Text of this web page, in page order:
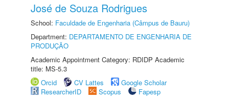
José de Souza Rodrigues
School: Faculdade de Engenharia (Câmpus de Bauru)
Department: DEPARTAMENTO DE ENGENHARIA DE
PRODUÇÃO
Academic Appointment Category: RDIDP Academic
title: MS-5.3
Orcid
CV Lattes
Google Scholar
ResearcherID
Scopus
Fapesp